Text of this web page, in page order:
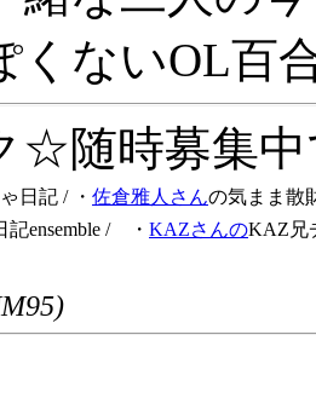
くないOL百
☆随時募集
日記 / ・ 佐倉雅人さんの気まま散
記ensemble / ・ KAZさんのKAZ兄